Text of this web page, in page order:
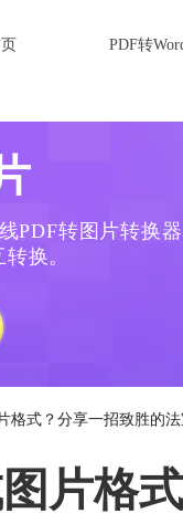
PDF转
PDF转图片转换
换。
格式？分享一招致胜的
片格